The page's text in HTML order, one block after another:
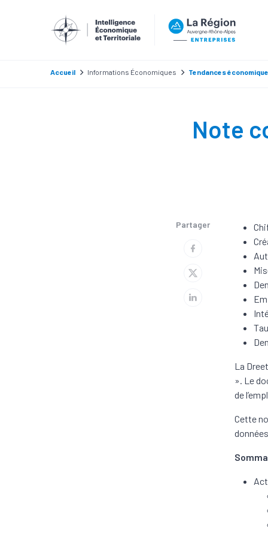
Accueil Informations Économiques Tendances
Note
Partager
La
». Le
de
Cette